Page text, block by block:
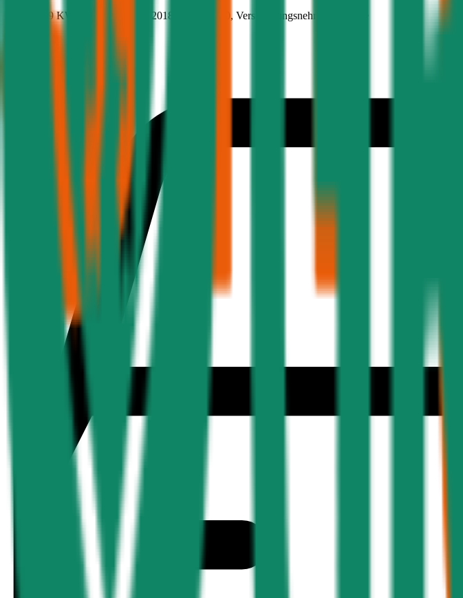
66.6 PS/49 KW, benzin, Baujahr 2018,
, Versicherungsnehmer 30 Jahre